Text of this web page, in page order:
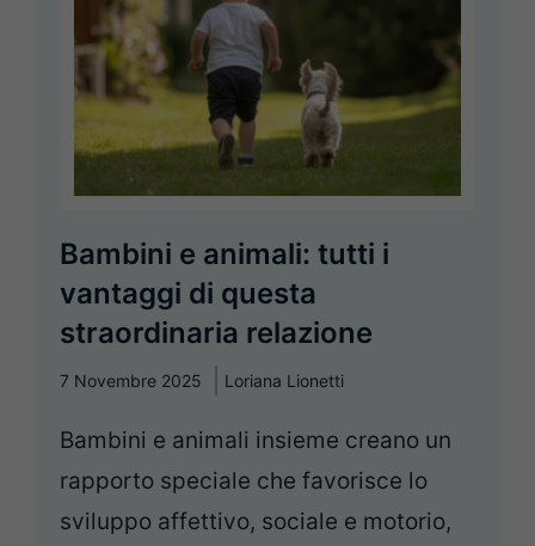
Bambini e animali: tutti i
vantaggi di questa
straordinaria relazione
7 Novembre 2025 Loriana Lionetti
Bambini e animali insieme creano un
rapporto speciale che favorisce lo
sviluppo affettivo, sociale e motorio,